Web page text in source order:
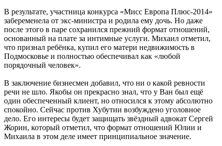
В результате, участница конкурса «Мисс Европа Плюс-2014»
забеременела от экс-министра и родила ему дочь. Но даже
после этого в паре сохранился прежний формат отношений,
основанный на плате за интимные услуги. Михаил отметил,
что признал ребёнка, купил его матери недвижимость в
Подмосковье и полностью обеспечивал как «любой
порядочный человек».
В заключение бизнесмен добавил, что ни о какой ревности
речи не шло. Якобы он прекрасно знал, что у Ван был ещё
один обеспеченный клиент, но относился к этому абсолютно
спокойно. Сейчас против Хубутии возбуждено уголовное
дело. Его интересы будет защищать звёздный адвокат Сергей
Жорин, который отметил, что формат отношений Юлии и
Михаила в этом деле имеет принципиальное значение.